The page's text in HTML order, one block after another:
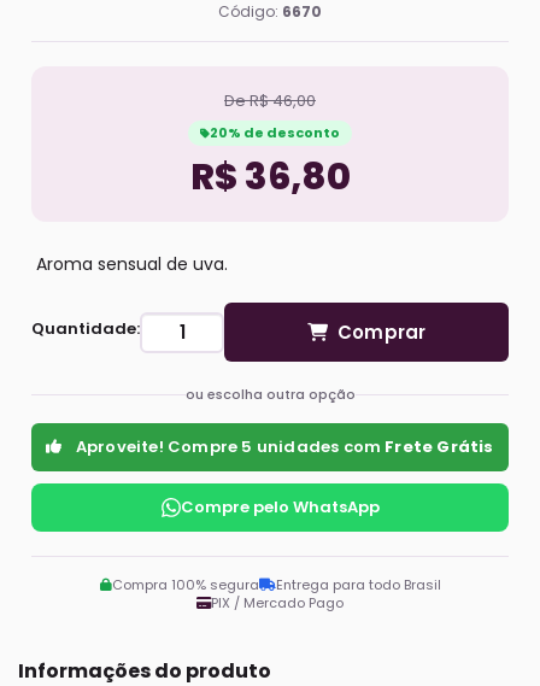
Código: 6670
De R$ 46,00
20% de desconto
R$ 36,80
Aroma sensual de uva.
Quantidade: Comprar
ou escolha outra opção
Aproveite! Compre 5 unidades com Frete Grátis
Compre pelo WhatsApp
Compra 100% segura
Entrega para todo Brasil
PIX / Mercado Pago
Informações do produto